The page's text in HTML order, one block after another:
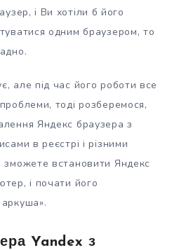
і Ви хотіли б його
одним браузером, то
але під час його роботи все
тоді розберемося,
Яндекс браузера з
в реєстрі і різними
встановити Яндекс
і почати його
Yandex з